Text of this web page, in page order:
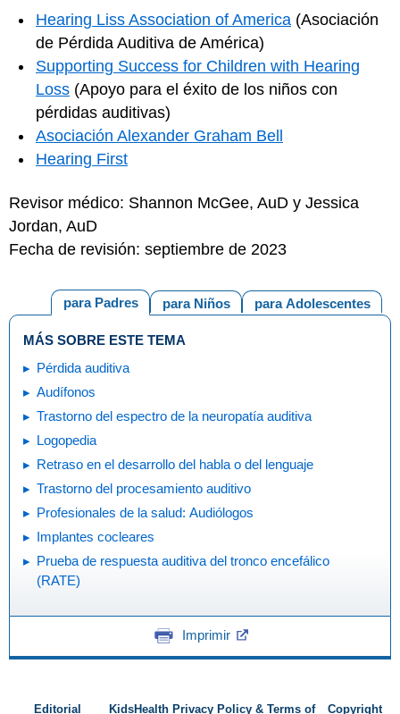
Hearing Liss Association of America (Asociación
de Pérdida Auditiva de América)
Supporting Success for Children with Hearing
Loss (Apoyo para el éxito de los niños con
pérdidas auditivas)
Asociación Alexander Graham Bell
Hearing First
Revisor médico: Shannon McGee, AuD y Jessica
Jordan, AuD
Fecha de revisión: septiembre de 2023
para Adolescentes
para Niños
para Padres
MÁS SOBRE ESTE TEMA
Pérdida auditiva
Audífonos
Trastorno del espectro de la neuropatía auditiva
Logopedia
Retraso en el desarrollo del habla o del lenguaje
Trastorno del procesamiento auditivo
Profesionales de la salud: Audiólogos
Implantes cocleares
Prueba de respuesta auditiva del tronco encefálico
(RATE)
Imprimir
Editorial KidsHealth Privacy Policy & Terms of Copyright